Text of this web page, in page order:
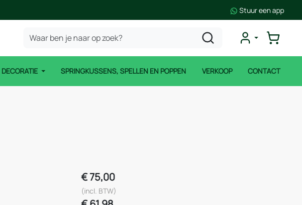
Stuur een app
DECORATIE SPRINGKUSSENS, SPELLEN EN POPPEN VERKOOP CONTACT
€75,00
(incl. BTW)